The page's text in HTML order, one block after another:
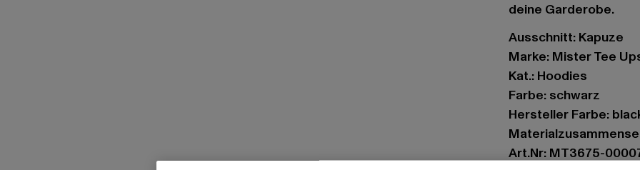
deine Garderobe.
Ausschnitt: Kapuze
Marke: Mister Tee
Kat.: Hoodies
Farbe: schwarz
Hersteller Farbe:
Art.Nr: MT3675-